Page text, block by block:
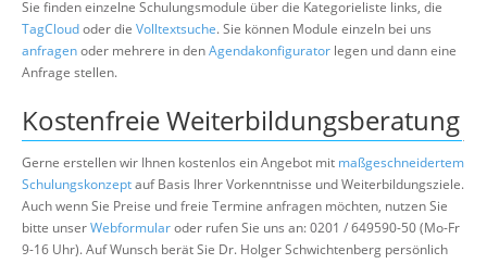
Sie finden einzelne Schulungsmodule über die Kategorieliste links, die
TagCloudoder die Volltextsuche. Sie können Module einzeln bei uns
anfragenoder mehrere in denAgendakonfigurator legen und dann eine
Anfrage stellen.
Kostenfreie Weiterbildungsberatung
Gerne erstellen wir Ihnen kostenlos ein Angebot mit maßgeschneidertem
Schulungskonzeptauf Basis Ihrer Vorkenntnisse und Weiterbildungsziele.
Auch wenn Sie Preise und freie Termine anfragen möchten, nutzen Sie
bitte unserWebformularoder rufen Sie uns an: 0201 / 649590-50 (Mo-Fr
9-16 Uhr). Auf Wunsch berät Sie Dr. Holger Schwichtenberg persönlich